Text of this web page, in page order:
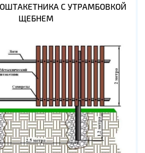
С УТРАМБОВКОЙ
ЩЕБНЕМ